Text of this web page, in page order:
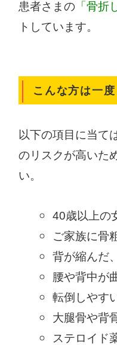
患者さまの 「骨折
トしています。
こんな方は一
以下の項目に当て
のリスクが高いた
い。
40歳以上の
ご家族に骨
背が縮んだ
腰や背中が
転倒しやす
大腿骨や背
ステロイド